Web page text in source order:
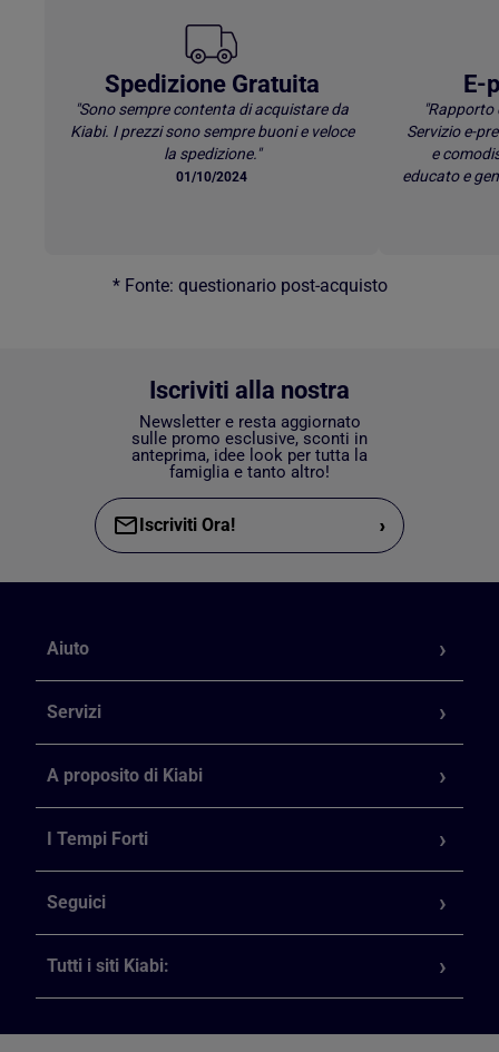
Spedizione Gratuita
"Sono sempre contenta di acquistare da
Kiabi. I prezzi sono sempre buoni e veloce
la spedizione."
01/10/2024
E-
Servizio e-
e
educato e
* Fonte: questionario post-acquisto
Iscriviti alla nostra
Newsletter e resta aggiornato
sulle promo esclusive, sconti in
anteprima, idee look per tutta la
famiglia e tanto altro!
Iscriviti Ora! ›
Aiuto
Servizi
A proposito di Kiabi
I Tempi Forti
Seguici
Tutti i siti Kiabi: